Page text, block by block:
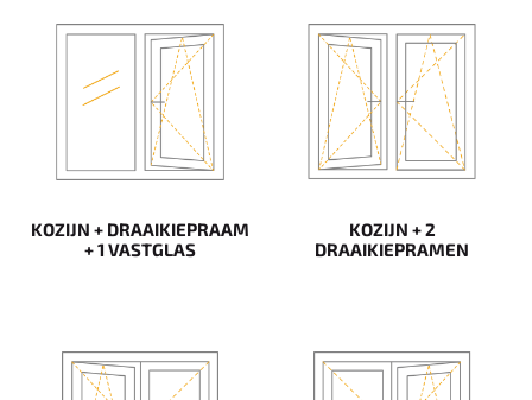
KOZIJN + DRAAIKIEPRAAM
+ 1 VASTGLAS
KOZIJN + 2
DRAAIKIEPRAMEN